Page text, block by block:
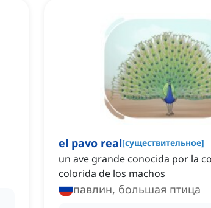
el pavo real[существительное]
un ave grande conocida por la
colorida de los machos
павлин, большая птица